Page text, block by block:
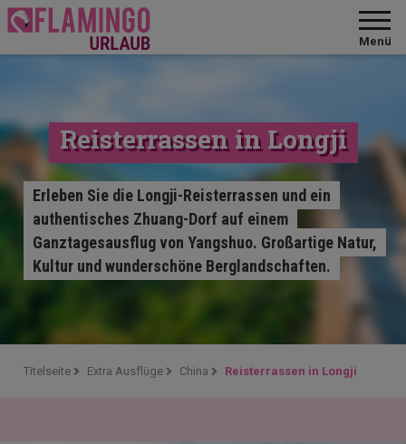
Menü
Reisterrassen in Longji
Erleben Sie die Longji-Reisterrassen und ein
authentisches Zhuang-Dorf auf einem
Ganztagesausflug von Yangshuo. Großartige Natur,
Kultur und wunderschöne Berglandschaften.
Titelseite Extra Ausflüge China Reisterrassen in Longji